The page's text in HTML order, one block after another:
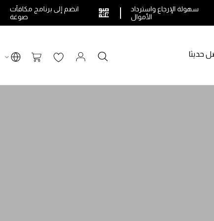
سهولة الإرجاع واسترداد
الأموال
انضم إلى برنامج مكافآت
صوغة
سلة التسوق بحث حديثا